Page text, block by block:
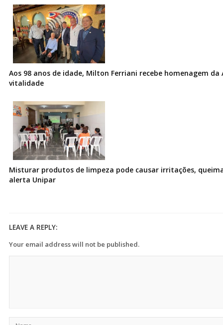
Aos 98 anos de idade, Milton Ferriani recebe homenagem da
vitalidade
Misturar produtos de limpeza pode causar irritações,
alerta Unipar
LEAVE A REPLY:
Your email address will not be published.